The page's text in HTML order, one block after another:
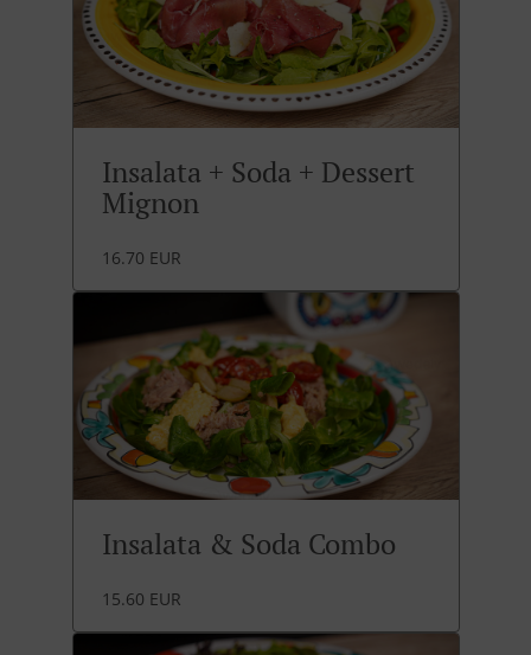
Insalata + Soda + Dessert
Mignon
16.70 EUR
Insalata & Soda Combo
15.60 EUR